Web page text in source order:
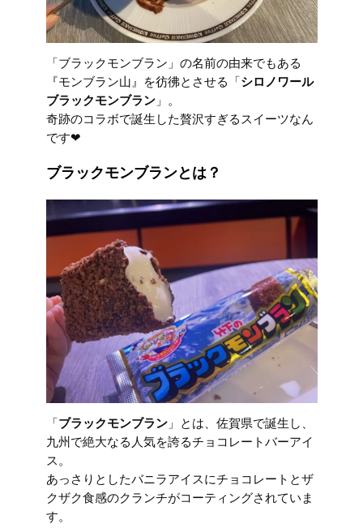
「ブラックモンブラン」の名前の由来でもある
『モンブラン山』を彷彿とさせる「シロノワール
ブラックモンブラン」。
奇跡のコラボで誕生した贅沢すぎるスイーツなん
です❤︎
ブラックモンブランとは？
「ブラックモンブラン」とは、佐賀県で誕生し、
九州で絶大なる人気を誇るチョコレートバーアイ
ス。
あっさりとしたバニラアイスにチョコレートとザ
クザク食感のクランチがコーティングされていま
す。